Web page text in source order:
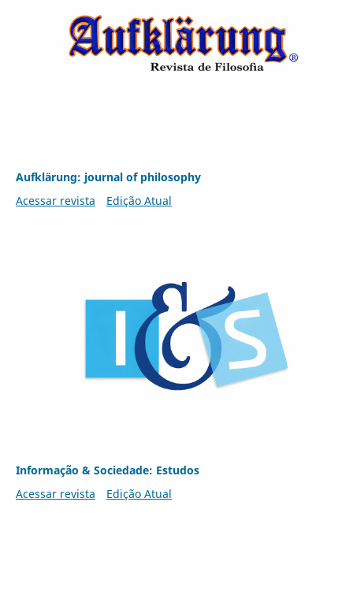
Aufklärung: journal of philosophy
Acessar revista
Edição Atual
Informação & Sociedade: Estudos
Acessar revista
Edição Atual